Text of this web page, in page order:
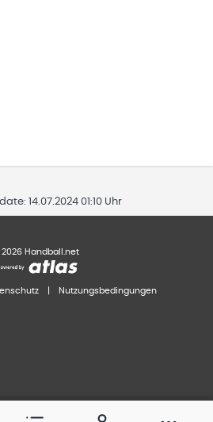
14.07.2024 01:10 Uhr
2026 Handball.net
Nutzungsbedingungen